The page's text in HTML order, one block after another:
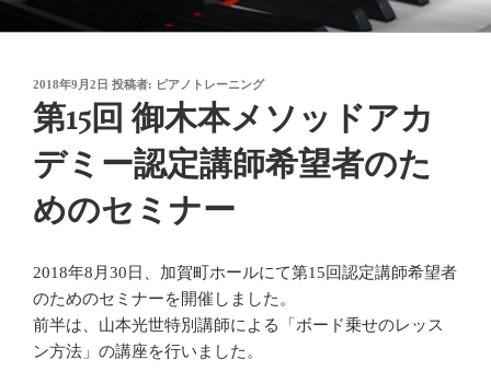
ン
御木本メソッド
脳や筋肉をトレーニングしながら奏法を学び、美しい音と自然で優れた
投
稿
日:
2018年9月2日 投稿者: ピアノトレーニング
第15回 御木本メソッドアカ
デミー認定講師希望者のた
めのセミナー
2018年8月30日、加賀町ホールにて第15回認定講師希望者
のためのセミナーを開催しました。
前半は、山本光世特別講師による「ボード乗せのレッス
ン方法」の講座を行いました。